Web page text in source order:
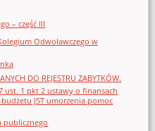
– część III
Odwoławczego w
DO REJESTRU ZABYTKÓW.
ust. 1 pkt 2 ustawy o finansach
JST umorzenia pomoc
publicznego